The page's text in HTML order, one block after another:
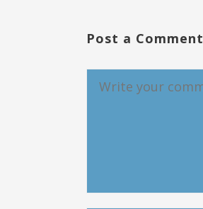
Post a Comment